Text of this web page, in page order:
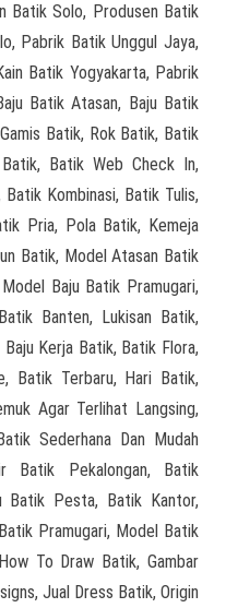
Batik Solo, Produsen Batik
Pabrik Batik Unggul Jaya,
Batik Yogyakarta, Pabrik
Batik Atasan, Baju Batik
Batik, Rok Batik, Batik
Batik Web Check In,
Kombinasi, Batik Tulis,
Pria, Pola Batik, Kemeja
Batik, Model Atasan Batik
Baju Batik Pramugari,
Banten, Lukisan Batik,
Kerja Batik, Batik Flora,
Batik Terbaru, Hari Batik,
Agar Terlihat Langsing,
Sederhana Dan Mudah
Batik Pekalongan, Batik
Batik Pesta, Batik Kantor,
Pramugari, Model Batik
To Draw Batik, Gambar
Jual Dress Batik, Origin